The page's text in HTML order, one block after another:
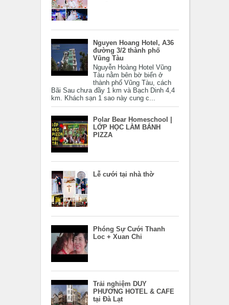
Nguyen Hoang Hotel, A36
đường 3/2 thành phố
Vũng Tàu
Nguyễn Hoàng Hotel Vũng
Tàu nằm bên bờ biển ở
thành phố Vũng Tàu, cách
Bãi Sau chưa đầy 1 km và Bạch Dinh 4,4
km. Khách sạn 1 sao này cung c...
Polar Bear Homeschool |
LỚP HỌC LÀM BÁNH
PIZZA
Lễ cưới tại nhà thờ
Phóng Sự Cưới Thanh
Loc + Xuan Chi
Trải nghiệm DUY
PHƯƠNG HOTEL & CAFE
tại Đà Lạt